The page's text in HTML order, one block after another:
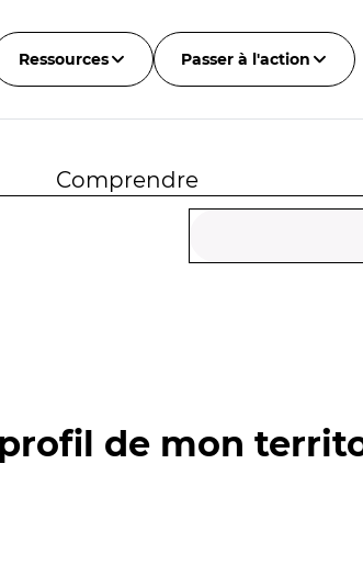
Ressources Passer à l'action
Comprendre
de mon